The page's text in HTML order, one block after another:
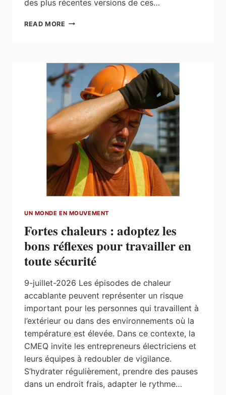
des plus récentes versions de ces…
READ MORE PROLONGATION
TRANSITOIRE
EN
BÂTIMENT
ET
EN
ÉLECTRICITÉ
:
PROJETS
DE
RÈGLEMENT
PUBLIÉS
POUR
COMMENTAIRES
UN MONDE EN MOUVEMENT
Fortes chaleurs : adoptez les
bons réflexes pour travailler en
toute sécurité
9-juillet-2026 Les épisodes de chaleur
accablante peuvent représenter un risque
important pour les personnes qui travaillent à
l’extérieur ou dans des environnements où la
température est élevée. Dans ce contexte, la
CMEQ invite les entrepreneurs électriciens et
leurs équipes à redoubler de vigilance.
S’hydrater régulièrement, prendre des pauses
dans un endroit frais, adapter le rythme…